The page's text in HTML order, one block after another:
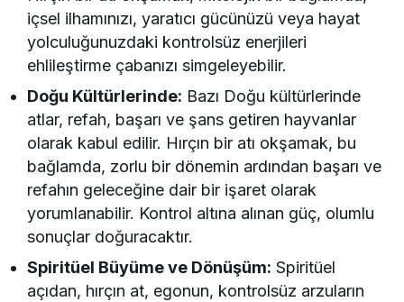
içsel ilhamınızı, yaratıcı gücünüzü veya hayat
yolculuğunuzdaki kontrolsüz enerjileri
ehlileştirme çabanızı simgeleyebilir.
Doğu Kültürlerinde: Bazı Doğu kültürlerinde
atlar, refah, başarı ve şans getiren hayvanlar
olarak kabul edilir. Hırçın bir atı okşamak, bu
bağlamda, zorlu bir dönemin ardından başarı ve
refahın geleceğine dair bir işaret olarak
yorumlanabilir. Kontrol altına alınan güç, olumlu
sonuçlar doğuracaktır.
Spiritüel Büyüme ve Dönüşüm: Spiritüel
açıdan, hırçın at, egonun, kontrolsüz arzuların